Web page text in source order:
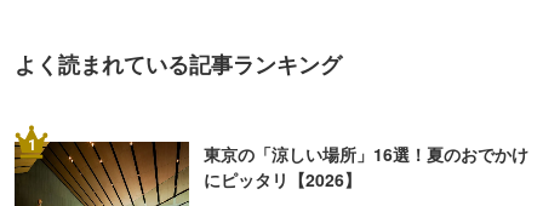
よく読まれている記事ランキング
1
東京の「涼しい場所」16選！夏のおでかけ
にピッタリ【2026】